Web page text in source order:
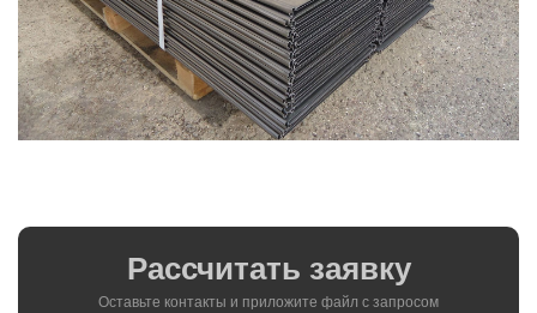
Рассчитать заявку
Оставьте контакты и приложите файл c запросом